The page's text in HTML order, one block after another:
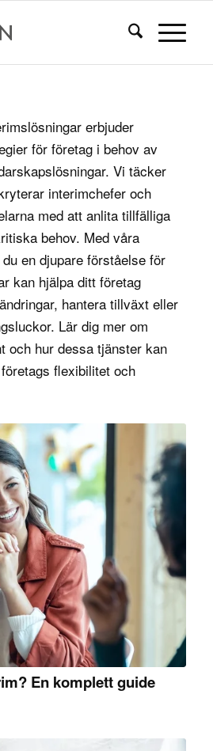
erbjuder
för företag i behov av
Vi täcker
interimchefer och
med att anlita tillfälliga
behov. Med våra
en djupare förståelse för
kan hjälpa ditt företag
hantera tillväxt eller
Lär dig mer om
och hur dessa tjänster kan
flexibilitet och
En komplett guide